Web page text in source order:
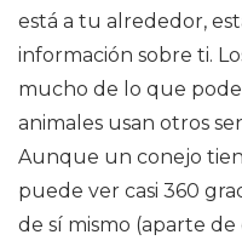
está a tu alrededor,
información sobre ti.
mucho de lo que
animales usan otros
Aunque un conejo
puede ver casi 360
de sí mismo (aparte